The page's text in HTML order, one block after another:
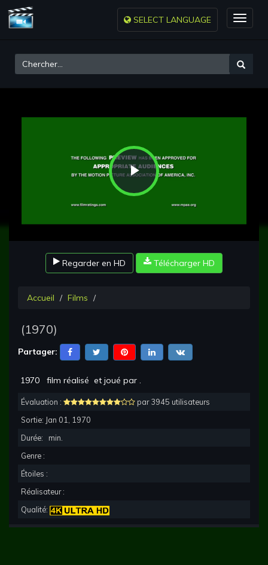
Toggle
SELECT LANGUAGE
Play
Regarder en HD Télécharger HD
Accueil Films
(1970)
Partager:
1970 film réalisé et joué par .
Évaluation :
par 3945 utilisateurs
Sortie: Jan 01, 1970
Durée:
min.
Genre :
Étoiles :
Réalisateur :
Qualité: